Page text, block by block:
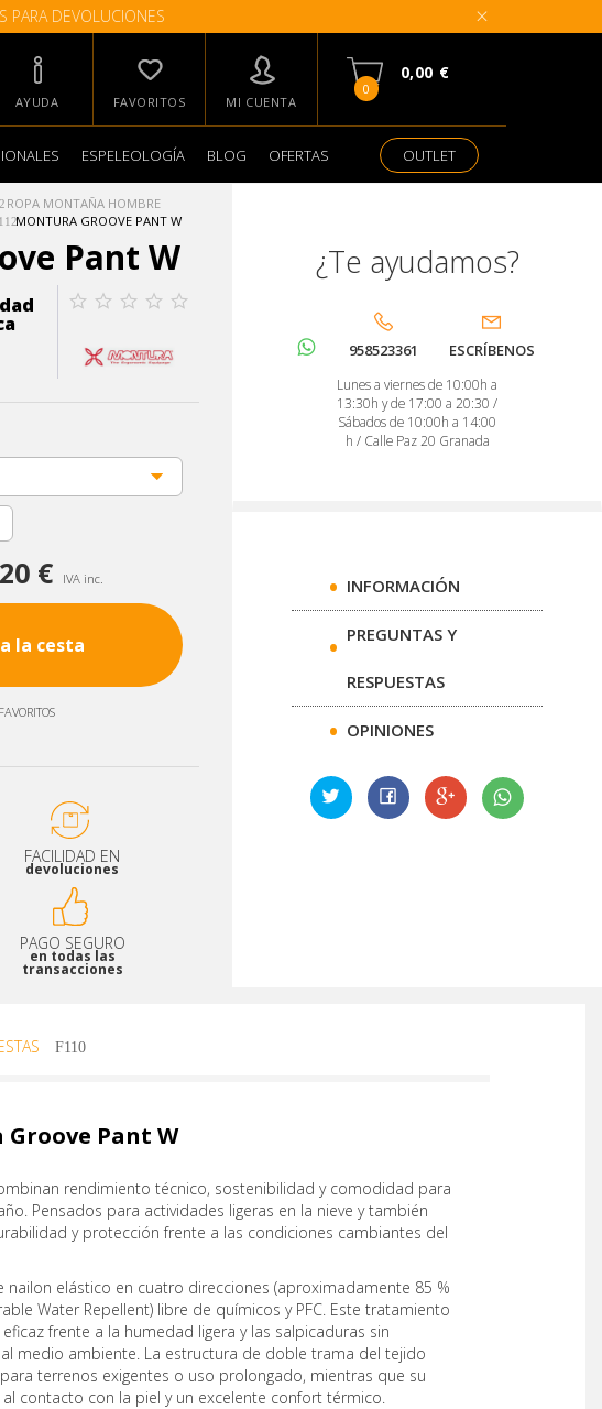
PARA DEVOLUCIONES
AYUDA FAVORITOS MI CUENTA
0
0,00 €
ESPELEOLOGÍA BLOG OFERTAS OUTLET
ROPA MONTAÑA HOMBRE
MONTURA GROOVE PANT W
Pant W
€ IVA inc.
la cesta
FACILIDAD EN
devoluciones
PAGO SEGURO
en todas las
transacciones
¿Te ayudamos?
958523361 ESCRÍBENOS
Lunes a viernes de 10:00h a
13:30h y de 17:00 a 20:30 /
Sábados de 10:00h a 14:00
h / Calle Paz 20 Granada
INFORMACIÓN
PREGUNTAS Y
RESPUESTAS
OPINIONES
Pant W
rendimiento técnico, sostenibilidad y comodidad para
Pensados para actividades ligeras en la nieve y también
y protección frente a las condiciones cambiantes del
elástico en cuatro direcciones (aproximadamente 85 %
Water Repellent) libre de químicos y PFC. Este tratamiento
frente a la humedad ligera y las salpicaduras sin
medio ambiente. La estructura de doble trama del tejido
terrenos exigentes o uso prolongado, mientras que su
contacto con la piel y un excelente confort térmico.